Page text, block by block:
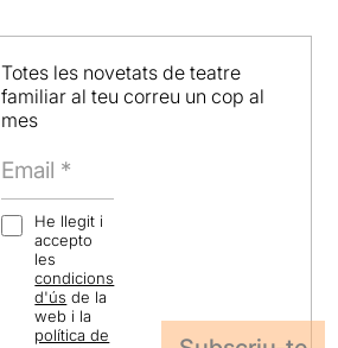
Totes les novetats de teatre
familiar al teu correu un cop al
mes
He llegit i
accepto
les
condicions
d'ús de la
web i la
política de